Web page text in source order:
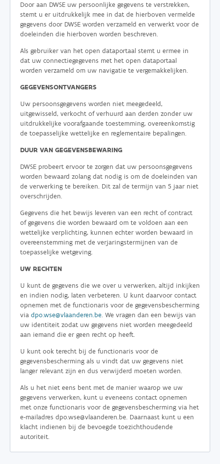
Door aan DWSE uw persoonlijke gegevens te verstrekken,
stemt u er uitdrukkelijk mee in dat de hierboven vermelde
gegevens door DWSE worden verzameld en verwerkt voor de
doeleinden die hierboven worden beschreven.
Als gebruiker van het open dataportaal stemt u ermee in
dat uw connectiegegevens met het open dataportaal
worden verzameld om uw navigatie te vergemakkelijken.
GEGEVENSONTVANGERS
Uw persoonsgegevens worden niet meegedeeld,
uitgewisseld, verkocht of verhuurd aan derden zonder uw
uitdrukkelijke voorafgaande toestemming, overeenkomstig
de toepasselijke wettelijke en reglementaire bepalingen.
DUUR VAN GEGEVENSBEWARING
DWSE probeert ervoor te zorgen dat uw persoonsgegevens
worden bewaard zolang dat nodig is om de doeleinden van
de verwerking te bereiken. Dit zal de termijn van 5 jaar niet
overschrijden.
Gegevens die het bewijs leveren van een recht of contract
of gegevens die worden bewaard om te voldoen aan een
wettelijke verplichting, kunnen echter worden bewaard in
overeenstemming met de verjaringstermijnen van de
toepasselijke wetgeving.
UW RECHTEN
U kunt de gegevens die we over u verwerken, altijd inkijken
en indien nodig, laten verbeteren. U kunt daarvoor contact
opnemen met de functionaris voor de gegevensbescherming
via dpo.wse@vlaanderen.be. We vragen dan een bewijs van
uw identiteit zodat uw gegevens niet worden meegedeeld
aan iemand die er geen recht op heeft.
U kunt ook terecht bij de functionaris voor de
gegevensbescherming als u vindt dat uw gegevens niet
langer relevant zijn en dus verwijderd moeten worden.
Als u het niet eens bent met de manier waarop we uw
gegevens verwerken, kunt u eveneens contact opnemen
met onze functionaris voor de gegevensbescherming via het
e-mailadres dpo.wse@vlaanderen.be. Daarnaast kunt u een
klacht indienen bij de bevoegde toezichthoudende
autoriteit.